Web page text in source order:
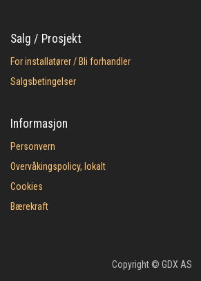
Salg / Prosjekt
For installatører / Bli forhandler
Salgsbetingelser
Informasjon
Personvern
Overvåkingspolicy, lokalt
Cookies
Bærekraft
Copyright © GDX AS